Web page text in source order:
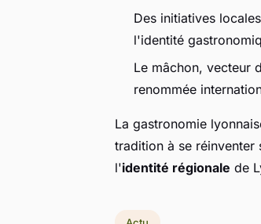
Des initiatives
l'identité
Le mâchon, vecteur
renommée
La gastronomie
tradition à se réinventer
l'identité régionale de